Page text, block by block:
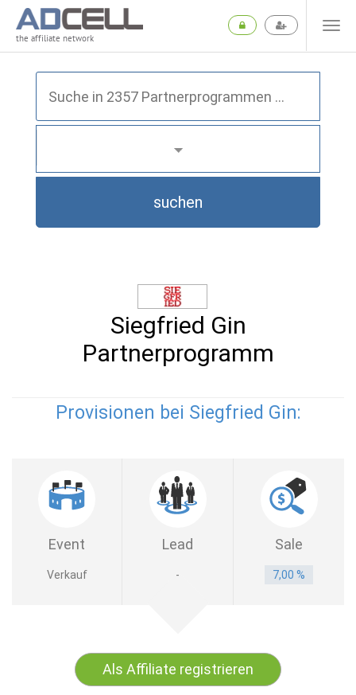
the affiliate network
suchen
Siegfried Gin
Partnerprogramm
Provisionen bei Siegfried Gin:
Event Lead Sale
Verkauf - 7,00 %
Als Affiliate registrieren